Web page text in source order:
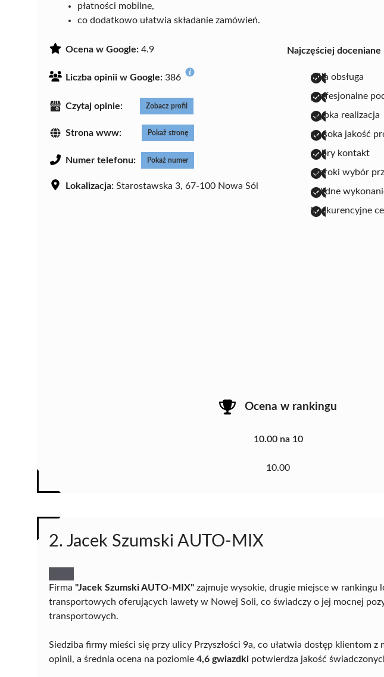
płatności mobilne,
co dodatkowo ułatwia składanie zamówień.
Ocena w Google: 4.9
Liczba opinii w Google: 386
Czytaj opinie: Zobacz profil
Strona www: Pokaż stronę
Numer telefonu: Pokaż numer
Lokalizacja: Starostawska 3, 67-100 Nowa Sól
Najczęściej
miła obsługa
profesjonalne
szybka realizacja
wysoka jakość
dobry kontakt
szeroki wybór
solidne
konkurencyjne
Ocena w rankingu
10.00 na 10
10.00
2. Jacek Szumski AUTO-MIX
Firma "Jacek Szumski AUTO-MIX" zajmuje wysokie, drugie miejsce w rankingu
transportowych oferujących lawety w Nowej Soli, co świadczy o jej mocnej
transportowych.
Siedziba firmy mieści się przy ulicy Przyszłości 9a, co ułatwia dostęp klientom z
opinii, a średnia ocena na poziomie 4,6 gwiazdki potwierdza jakość